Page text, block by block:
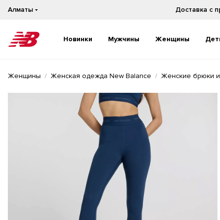
Алматы
Новинки Мужчины
Бестселлеры
Бег
Женщины
Бестселлеры
Бег
Женщины Женская одежда New Balance Женские брюки